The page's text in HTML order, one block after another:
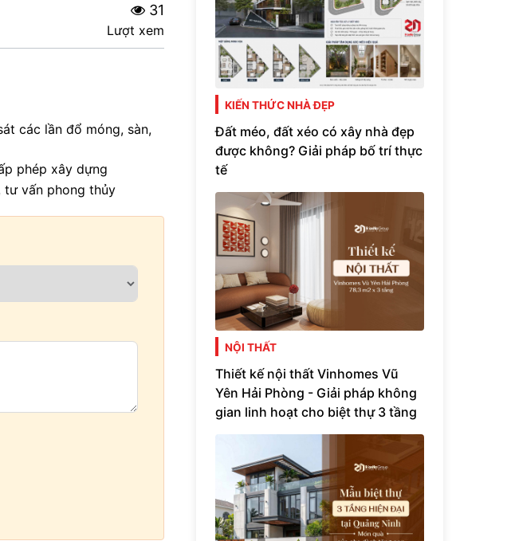
31
Lượt xem
các lần đổ móng, sàn,
phép xây dựng
tư vấn phong thủy
KIẾN THỨC NHÀ ĐẸP
Đất méo, đất xéo có xây nhà đẹp
được không? Giải pháp bố trí thực
tế
NỘI THẤT
Thiết kế nội thất Vinhomes Vũ
Yên Hải Phòng - Giải pháp không
gian linh hoạt cho biệt thự 3 tầng